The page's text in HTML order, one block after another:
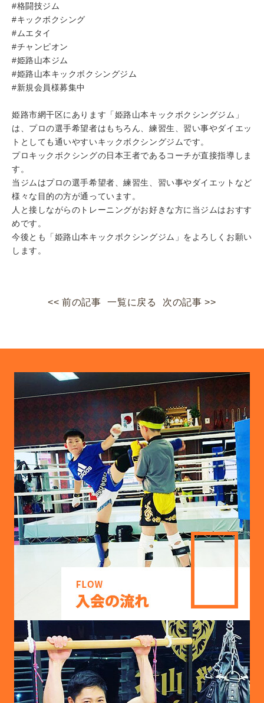
#格闘技ジム
#キックボクシング
#ムエタイ
#チャンピオン
#姫路山本ジム
#姫路山本キックボクシングジム
#新規会員様募集中
姫路市網干区にあります「姫路山本キックボクシングジム」
は、プロの選手希望者はもちろん、練習生、習い事やダイエッ
トとしても通いやすいキックボクシングジムです。
プロキックボクシングの日本王者であるコーチが直接指導しま
す。
当ジムはプロの選手希望者、練習生、習い事やダイエットなど
様々な目的の方が通っています。
人と接しながらのトレーニングがお好きな方に当ジムはおすす
めです。
今後とも「姫路山本キックボクシングジム」をよろしくお願い
します。
<< 前の記事 一覧に戻る 次の記事 >>